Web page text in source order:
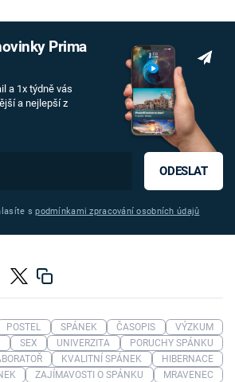
Prima
a 1x týdně vás
a nejlepší z
ODESLAT
spodmínkami zpracování osobních údajů
POSTEL SPÁNEK ČASOPIS
VÝZKUM
SEX UNIVERZITA
PORUCHY SPÁNKU
KVALITNÍ SPÁNEK
HIBERNACE
ZAJÍMAVOSTI O SPÁNKU
MRAVENEC